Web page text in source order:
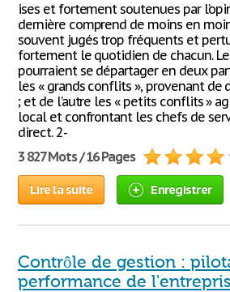
ises et fortement soutenues par
dernière comprend de moins en
souvent jugés trop fréquents et
fortement le quotidien de chacun.
pourraient se départager en deux
les « grands conflits », provenant de
; et de l’autre les « petits conflits »
local et confrontant les chefs de
direct. 2-
3 827 Mots / 16 Pages
Lire la suite Enregistrer
Contrôle de gestion :
performance de